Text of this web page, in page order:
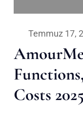
Temmuz 17,
Costs 2025